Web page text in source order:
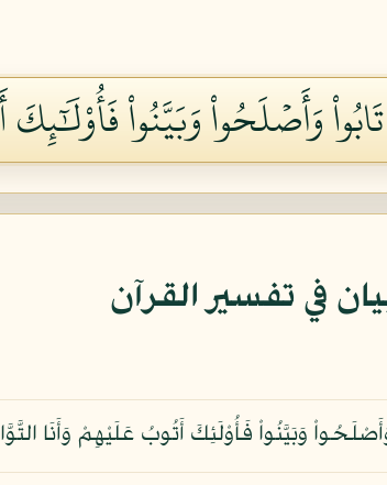
وَأَصۡلَحُواْ وَبَيَّنُواْ فَأُوْلَٰٓئِكَ
في تفسير القرآن
وَأَصْلَحُواْ وَبَيَّنُواْ فَأُوْلَئِكَ أَتُوبُ عَلَيْهِمْ وَأَنَا